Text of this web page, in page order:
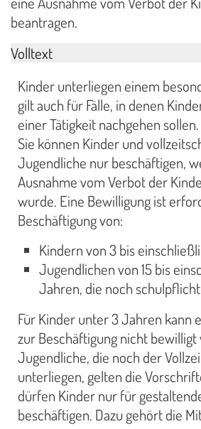
beantragen.
Volltext
Kinder unterliegen einem
gilt auch für Fälle, in denen
einer Tätigkeit nachgehen sollen.
Sie können Kinder und
Jugendliche nur beschäftigen,
Ausnahme vom Verbot der
wurde. Eine Bewilligung ist
Beschäftigung von:
Kindern von 3 bis
Jugendlichen von 15 bis
Jahren, die noch
Für Kinder unter 3 Jahren kann
zur Beschäftigung nicht bewilligt
Jugendliche, die noch der
unterliegen, gelten die
dürfen Kinder nur für
beschäftigen. Dazu gehört die